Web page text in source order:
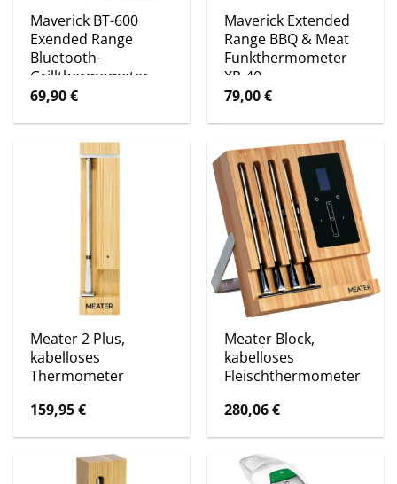
Maverick BT-600
Exended Range
Bluetooth-
Grillthermometer
69,90€
Maverick Extended
Range BBQ & Meat
Funkthermometer
XR-40
79,00€
Meater 2 Plus,
kabelloses
Thermometer
159,95€
Meater Block,
kabelloses
Fleischthermometer
280,06€